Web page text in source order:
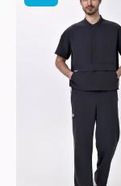
ПОЛУЧИТЕ СКИДКУ
Москва, ул.
ТРЦ Ривьера, Универмаг
КОРНЕР FIRE
hi@firescrubs.ru